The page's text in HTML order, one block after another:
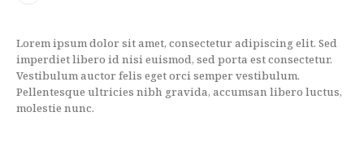
Lorem ipsum dolor sit amet, consectetur adipiscing elit. Sed
imperdiet libero id nisi euismod, sed porta est consectetur.
Vestibulum auctor felis eget orci semper vestibulum.
Pellentesque ultricies nibh gravida, accumsan libero luctus,
molestie nunc.